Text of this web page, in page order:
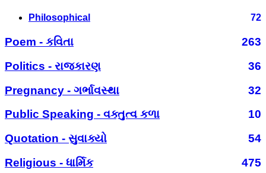
Philosophical 72
Poem - કવિતા
263
Politics - રાજકારણ
36
Pregnancy - ગર્ભાવસ્થા
32
Public Speaking - વક્તુત્વ કળા
10
Quotation - સુવાક્યો
54
Religious - ધાર્મિક
475